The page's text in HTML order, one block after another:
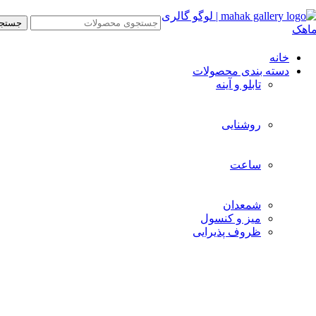
خانه
دسته بندی محصولات
تابلو و آینه
روشنایی
ساعت
شمعدان
میز و کنسول
ظروف پذیرایی